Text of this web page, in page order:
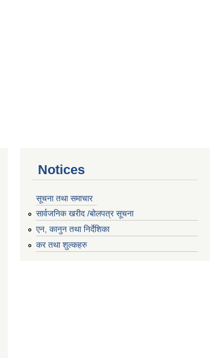
Notices
सूचना तथा समाचार
सार्वजनिक खरीद /बोलपत्र सूचना
एन, कानुन तथा निर्देशिका
कर तथा शुल्कहरु